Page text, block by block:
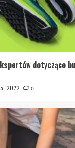
dotyczące
2022 0